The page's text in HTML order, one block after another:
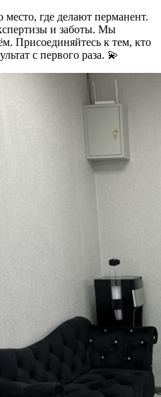
где делают перманент.
и заботы. Мы
Присоединяйтесь к тем, кто
с первого раза. 💫